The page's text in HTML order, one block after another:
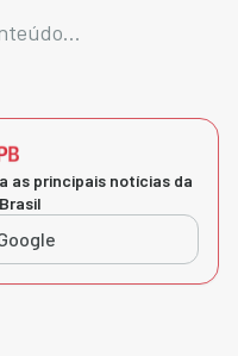
as principais notícias da